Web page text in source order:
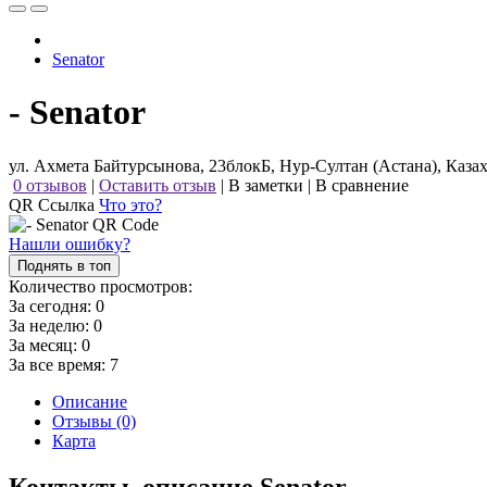
Senator
- Senator
ул. Ахмета Байтурсынова, 23блокБ, Нур-Султан (Астана),
0 отзывов | Оставить отзыв | В заметки | В сравнение
QR Ссылка Что это?
Нашли ошибку?
Поднять в топ
Количество просмотров:
За сегодня: 0
За неделю: 0
За месяц: 0
За все время: 7
Описание
Отзывы (0)
Карта